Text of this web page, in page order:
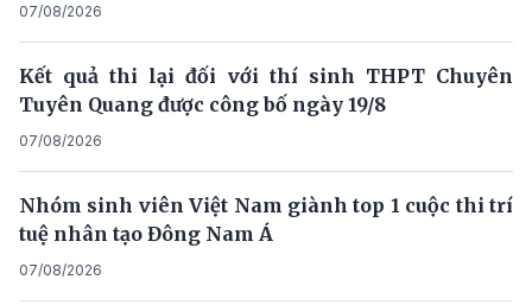
07/08/2026
Kết quả thi lại đối với thí sinh THPT Chuyên
Tuyên Quang được công bố ngày 19/8
07/08/2026
Nhóm sinh viên Việt Nam giành top 1 cuộc thi trí
tuệ nhân tạo Đông Nam Á
07/08/2026